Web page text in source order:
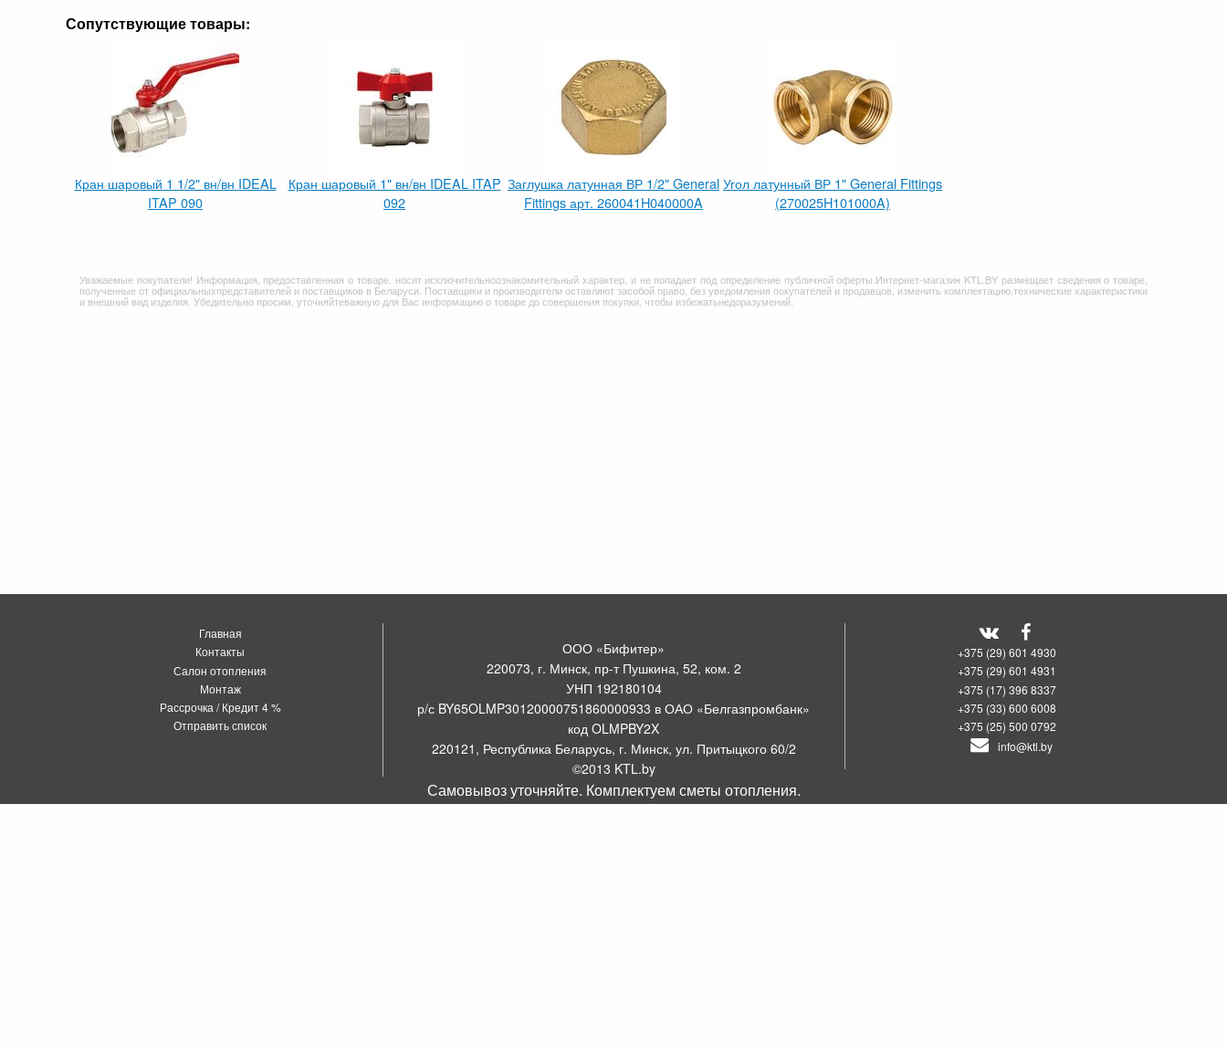
Сопутствующие товары:
Кран шаровый 1 1/2" вн/вн IDEAL
ITAP 090
Кран шаровый 1" вн/вн IDEAL ITAP
092
Заглушка латунная ВР 1/2" General
Fittings арт. 260041H040000A
Угол латунный ВР 1" General Fittings
(270025H101000A)
Уважаемые покупатели! Информация, предоставленная о товаре, носит исключительноознакомительный характер, и не попадает под определение публичной оферты.Интернет-магазин KTL.BY размещает сведения о товаре,
полученные от официальныхпредставителей и поставщиков в Беларуси. Поставщики и производители оставляют засобой право, без уведомления покупателей и продавцов, изменить комплектацию,технические характеристики
и внешний вид изделия. Убедительно просим, уточняйтеважную для Вас информацию о товаре до совершения покупки, чтобы избежатьнедоразумений.
Главная
Контакты
Салон отопления
Монтаж
Рассрочка / Кредит 4 %
Отправить список
ООО «Бифитер»
220073, г. Минск, пр-т Пушкина, 52, ком. 2
УНП 192180104
р/с BY65OLMP30120000751860000933 в ОАО «Белгазпромбанк»
код OLMPBY2X
220121, Республика Беларусь, г. Минск, ул. Притыцкого 60/2
©2013 KTL.by
Пн-Пт:10:05-17:30Сб:11:00-13:00
+375 (29) 601 4930
+375 (29) 601 4931
+375 (17) 396 8337
+375 (33) 600 6008
+375 (25) 500 0792
info@ktl.by
Самовывоз уточняйте. Комплектуем сметы отопления.